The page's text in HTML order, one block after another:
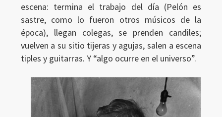
escena: termina el trabajo del día (Pelón es
sastre, como lo fueron otros músicos de la
época), llegan colegas, se prenden candiles;
vuelven a su sitio tijeras y agujas, salen a escena
tiples y guitarras. Y “algo ocurre en el universo”.